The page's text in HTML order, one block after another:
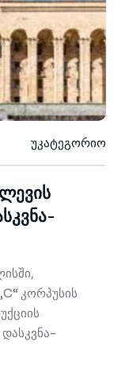
უკატეგორიო
კორპუსის